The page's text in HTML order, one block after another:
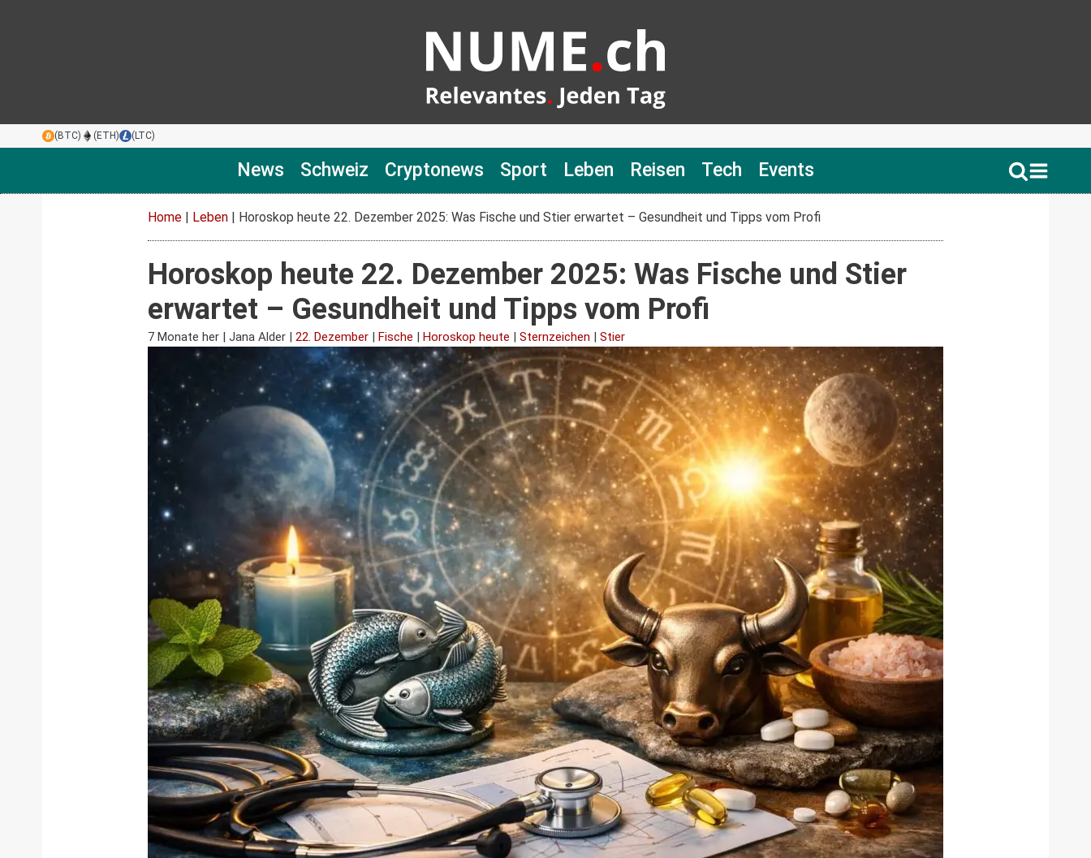
(BTC) (ETH) (LTC)
News Schweiz Cryptonews Sport Leben Reisen Tech Events
Home | Leben | Horoskop heute 22. Dezember 2025: Was Fische und Stier erwartet – Gesundheit und Tipps vom Profi
Horoskop heute 22. Dezember 2025: Was Fische und Stier
erwartet – Gesundheit und Tipps vom Profi
7 Monate her | Jana Alder | 22. Dezember | Fische | Horoskop heute | Sternzeichen | Stier